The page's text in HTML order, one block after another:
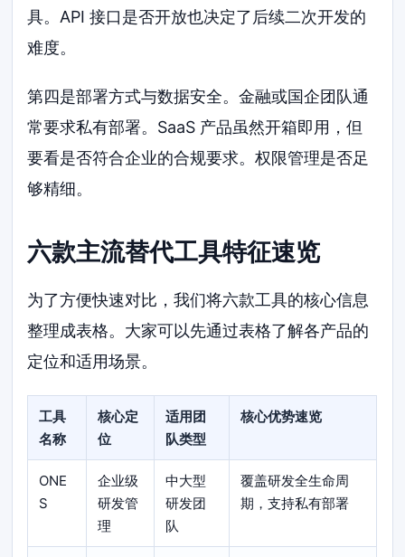
具。API 接口是否开放也决定了后续二次开发的
难度。
第四是部署方式与数据安全。金融或国企团队通
常要求私有部署。SaaS 产品虽然开箱即用，但
要看是否符合企业的合规要求。权限管理是否足
够精细。
六款主流替代工具特征速览
为了方便快速对比，我们将六款工具的核心信息
整理成表格。大家可以先通过表格了解各产品的
定位和适用场景。
工具
名称
核心定
位
适用团
队类型
核心优势速览
ONE
S
企业级
研发管
理
中大型
研发团
队
覆盖研发全生命周
期，支持私有部署